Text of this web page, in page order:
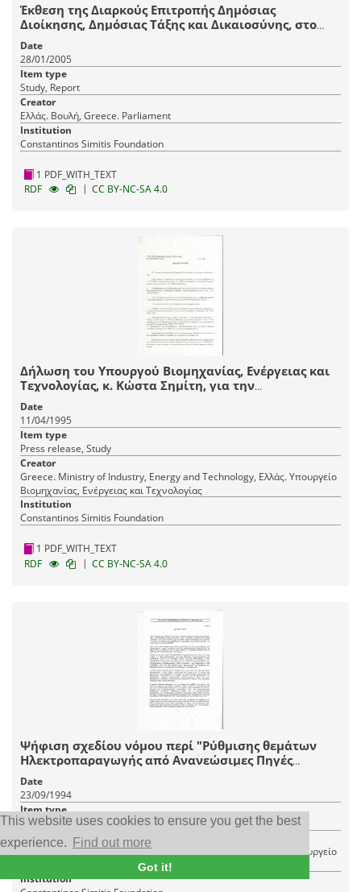
This website uses cookies to ensure you get the best
experience.
Find out more
Got it!
Έκθεση της Διαρκούς Επιτροπής Δημόσιας
Διοίκησης, Δημόσιας Τάξης και Δικαιοσύνης, στο
σχέδιο νόμου του Υπουργείου Εσωτερικών,
Δημόσιας Διοίκηςη και Αποκέντρωσης "Ρυθμίσεις
θεμάτων για το προσωπικό του Δημοσίου και των
νομικών προσώπων του ευρύτερου δημόσιου τομέα
και για τους Ο.Τ.Α."
Date
28/01/2005
Item type
Study, Report
Creator
Ελλάς. Βουλή, Greece. Parliament
Institution
Constantinos Simitis Foundation
1 PDF_WITH_TEXT
RDF
| CC BY-NC-SA 4.0
Δήλωση του Υπουργού Βιομηχανίας, Ενέργειας και
Τεχνολογίας, κ. Κώστα Σημίτη, για την
ηλεκτροπαραγωγή από Ανανεώσιμες Πηγές
Ενέργειας (ΑΠΕ)
Date
11/04/1995
Item type
Press release, Study
Creator
Greece. Ministry of Industry, Energy and Technology, Ελλάς. Υπουργείο
Βιομηχανίας, Ενέργειας και Τεχνολογίας
Institution
Constantinos Simitis Foundation
1 PDF_WITH_TEXT
RDF
| CC BY-NC-SA 4.0
Ψήφιση σχεδίου νόμου περί "Ρύθμισης θεμάτων
Ηλεκτροπαραγωγής από Ανανεώσιμες Πηγές
Ενέργειας από Συμβατά Καύσιμα και άλλες
διατάξεις"
Date
23/09/1994
Item type
Press release, Study
Creator
Greece. Ministry of Industry, Energy and Technology, Ελλάς. Υπουργείο
Βιομηχανίας, Ενέργειας και Τεχνολογίας
Institution